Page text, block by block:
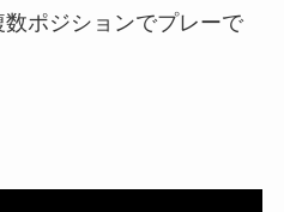
ポジションでプレーで